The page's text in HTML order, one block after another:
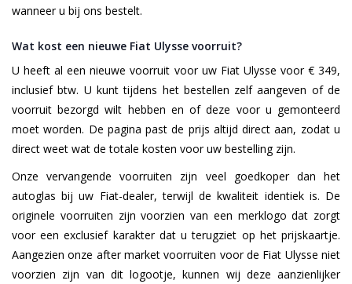
wanneer u bij ons bestelt.
Wat kost een nieuwe Fiat Ulysse voorruit?
U heeft al een nieuwe voorruit voor uw Fiat Ulysse voor € 349,
inclusief btw. U kunt tijdens het bestellen zelf aangeven of de
voorruit bezorgd wilt hebben en of deze voor u gemonteerd
moet worden. De pagina past de prijs altijd direct aan, zodat u
direct weet wat de totale kosten voor uw bestelling zijn.
Onze vervangende voorruiten zijn veel goedkoper dan het
autoglas bij uw Fiat-dealer, terwijl de kwaliteit identiek is. De
originele voorruiten zijn voorzien van een merklogo dat zorgt
voor een exclusief karakter dat u terugziet op het prijskaartje.
Aangezien onze after market voorruiten voor de Fiat Ulysse niet
voorzien zijn van dit logootje, kunnen wij deze aanzienlijker